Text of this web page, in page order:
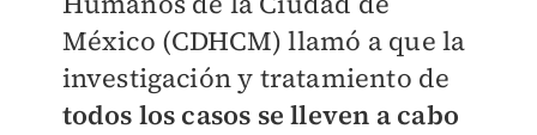
México (CDHCM) llamó a que la
investigación y tratamiento de
todos los casos se lleven a cabo